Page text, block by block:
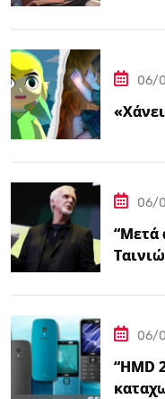
06/
06/
“Μετά
06/
“HMD